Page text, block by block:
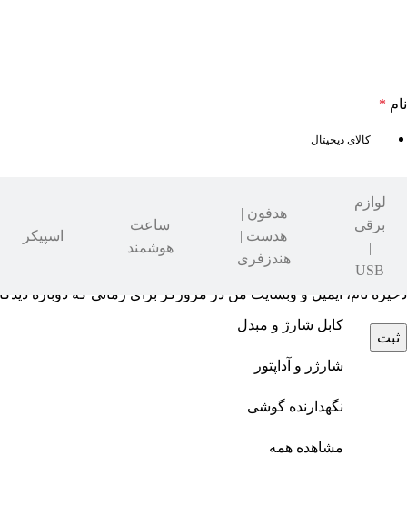
کالای دیجیتال
لوازم
برقی
|
USB
هدفون |
هدست |
هندزفری
ساعت
هوشمند
اسپیکر
کابل شارژ و مبدل
شارژر و آداپتور
نگهدارنده گوشی
مشاهده همه
نام *
ذخیره نام، ایمیل و وبسایت من در مرورگر برای زمانی که دوباره